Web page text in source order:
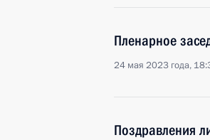
Пленарное
24 мая 2023 года,
Поздравления